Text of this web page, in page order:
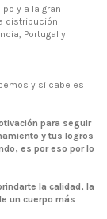
y a la gran
distribución
Portugal y
y si cabe es
para seguir
y tus logros
es por eso por lo
la calidad, la
un cuerpo más